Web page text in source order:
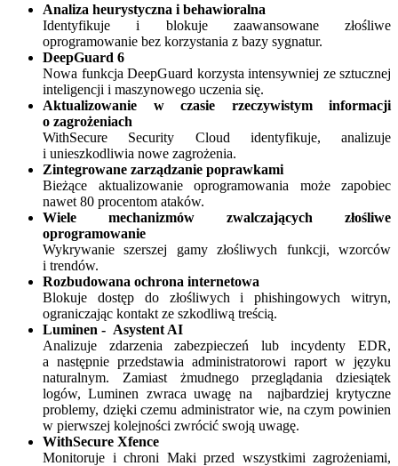
Analiza heurystyczna i behawioralna
Identyfikuje i blokuje zaawansowane złośliwe
oprogramowanie bez korzystania z bazy sygnatur.
DeepGuard 6
Nowa funkcja DeepGuard korzysta intensywniej ze sztucznej
inteligencji i maszynowego uczenia się.
Aktualizowanie w czasie rzeczywistym informacji
o zagrożeniach
WithSecure Security Cloud identyfikuje, analizuje
i unieszkodliwia nowe zagrożenia.
Zintegrowane zarządzanie poprawkami
Bieżące aktualizowanie oprogramowania może zapobiec
nawet 80 procentom ataków.
Wiele mechanizmów zwalczających złośliwe
oprogramowanie
Wykrywanie szerszej gamy złośliwych funkcji, wzorców
i trendów.
Rozbudowana ochrona internetowa
Blokuje dostęp do złośliwych i phishingowych witryn,
ograniczając kontakt ze szkodliwą treścią.
Luminen - Asystent AI
Analizuje zdarzenia zabezpieczeń lub incydenty EDR,
a następnie przedstawia administratorowi raport w języku
naturalnym. Zamiast żmudnego przeglądania dziesiątek
logów, Luminen zwraca uwagę na najbardziej krytyczne
problemy, dzięki czemu administrator wie, na czym powinien
w pierwszej kolejności zwrócić swoją uwagę.
WithSecure Xfence
Monitoruje i chroni Maki przed wszystkimi zagrożeniami,